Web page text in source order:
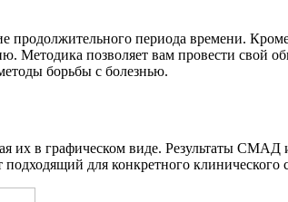
продолжительного периода времени.
Методика позволяет вам провести свой
борьбы с болезнью.
их в графическом виде. Результаты
для конкретного клинического